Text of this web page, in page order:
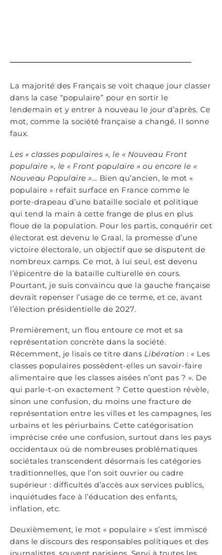
La majorité des Français se voit chaque jour classer
dans la case “populaire” pour en sortir le
lendemain et y entrer à nouveau le jour d’après. Ce
mot, comme la société française a changé. Il sonne
faux.
Les « classes populaires », le « Nouveau Front
populaire », le « Front populaire » ou encore le «
Nouveau Populaire »… Bien qu’ancien, le mot «
populaire » refait surface en France comme le
porte-drapeau d’une bataille sociale et politique
qui tend la main à cette frange de plus en plus
floue de la population. Pour les partis, conquérir cet
électorat est devenu le Graal, la promesse d’une
victoire électorale, un objectif que se disputent de
nombreux camps. Ce mot, à lui seul, est devenu
l’épicentre de la bataille culturelle en cours.
Pourtant, je suis convaincu que la gauche française
devrait repenser l’usage de ce terme, et ce, avant
l’élection présidentielle de 2027.
Premièrement, un flou entoure ce mot et sa
représentation concrète dans la société.
Récemment, je lisais ce titre dans Libération : « Les
classes populaires possèdent-elles un savoir-faire
alimentaire que les classes aisées n’ont pas ? ». De
qui parle-t-on exactement ? Cette question révèle,
sinon une confusion, du moins une fracture de
représentation entre les villes et les campagnes, les
urbains et les périurbains. Cette catégorisation
imprécise crée une confusion, surtout dans les pays
occidentaux où de nombreuses problématiques
sociétales transcendent désormais les catégories
traditionnelles, que l’on soit ouvrier ou cadre
supérieur : difficultés d’accès aux services publics,
inquiétudes face à l’éducation des enfants,
inflation, etc.
Deuxièmement, le mot « populaire » s’est immiscé
dans le discours des responsables politiques et des